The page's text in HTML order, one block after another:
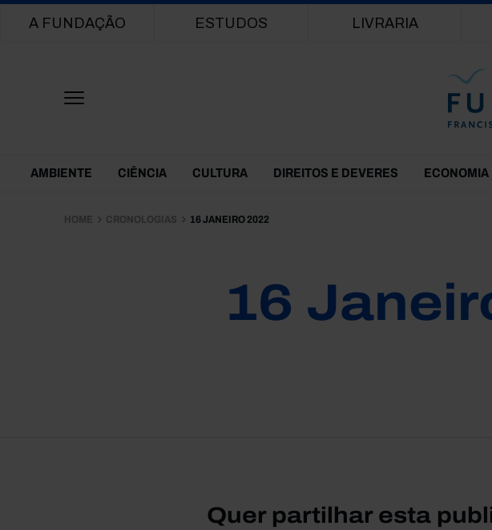
Main navigation
A FUNDAÇÃO ESTUDOS LIVRARIA
Themes Menu
AMBIENTE CIÊNCIA CULTURA DIREITOS E DEVERES ECONOMIA
HOME CRONOLOGIAS 16 JANEIRO 2022
16
Quer partilhar esta